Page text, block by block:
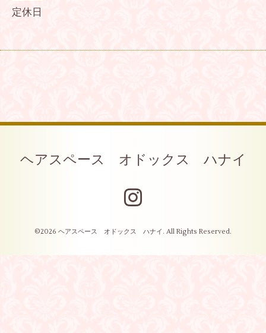
定休日
ヘアスペース オドックス ハナイ
©2026 ヘアスペース オドックス ハナイ . All Rights Reserved.